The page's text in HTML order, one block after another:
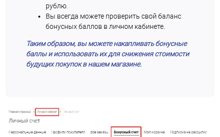
рублю.
Вы всегда можете проверить свой баланс
бонусных баллов в личном кабинете.
Таким образом, вы можете накапливать бонусные
баллы и использовать их для снижения стоимости
будущих покупок в нашем магазине.